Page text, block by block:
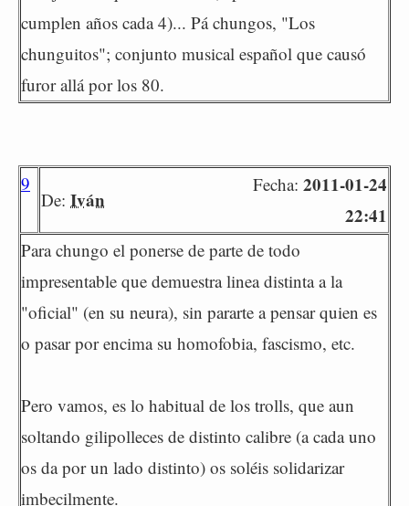
cumplen años cada 4)... Pá chungos, "Los
chunguitos"; conjunto musical español que causó
furor allá por los 80.
9
De: Iván
Fecha: 2011-01-24
22:41
Para chungo el ponerse de parte de todo
impresentable que demuestra linea distinta a la
"oficial" (en su neura), sin pararte a pensar quien es
o pasar por encima su homofobia, fascismo, etc.
Pero vamos, es lo habitual de los trolls, que aun
soltando gilipolleces de distinto calibre (a cada uno
os da por un lado distinto) os soléis solidarizar
imbecilmente.